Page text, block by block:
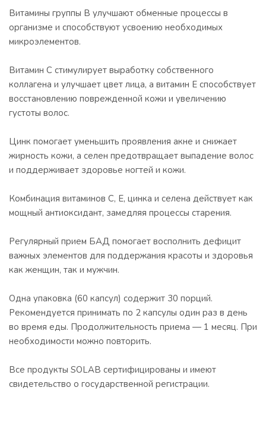
Витамины группы В улучшают обменные процессы в
организме и способствуют усвоению необходимых
микроэлементов.
Витамин С стимулирует выработку собственного
коллагена и улучшает цвет лица, а витамин Е способствует
восстановлению поврежденной кожи и увеличению
густоты волос.
Цинк помогает уменьшить проявления акне и снижает
жирность кожи, а селен предотвращает выпадение волос
и поддерживает здоровье ногтей и кожи.
Комбинация витаминов С, Е, цинка и селена действует как
мощный антиоксидант, замедляя процессы старения.
Регулярный прием БАД помогает восполнить дефицит
важных элементов для поддержания красоты и здоровья
как женщин, так и мужчин.
Одна упаковка (60 капсул) содержит 30 порций.
Рекомендуется принимать по 2 капсулы один раз в день
во время еды. Продолжительность приема — 1 месяц. При
необходимости можно повторить.
Все продукты SOLAB сертифицированы и имеют
свидетельство о государственной регистрации.